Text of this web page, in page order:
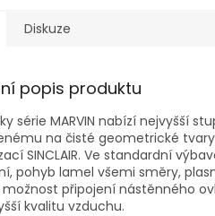
Diskuze
popis produktu
série MARVIN nabízí nejvyšší
na čisté geometrické
SINCLAIR. Ve standardní
pohyb lamel všemi směry,
připojení nástěnného
kvalitu vzduchu.